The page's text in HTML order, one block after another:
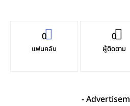
0
แฟนคลับ
0
ผู้ติดตาม
-